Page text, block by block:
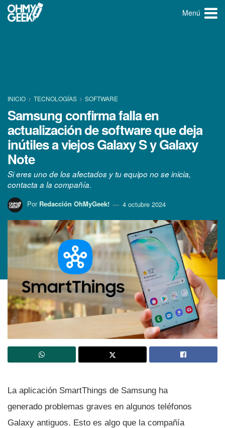
Menú
INICIO TECNOLOGÍ­AS SOFTWARE
Samsung confirma falla en
actualización de software que deja
inútiles a viejos Galaxy S y Galaxy
Note
Si eres uno de los afectados y tu equipo no se inicia,
contacta a la compañía.
Por Redacción OhMyGeek! 4 octubre 2024
La aplicación SmartThings de Samsung ha
generado problemas graves en algunos teléfonos
Galaxy antiguos. Esto es algo que la compañía